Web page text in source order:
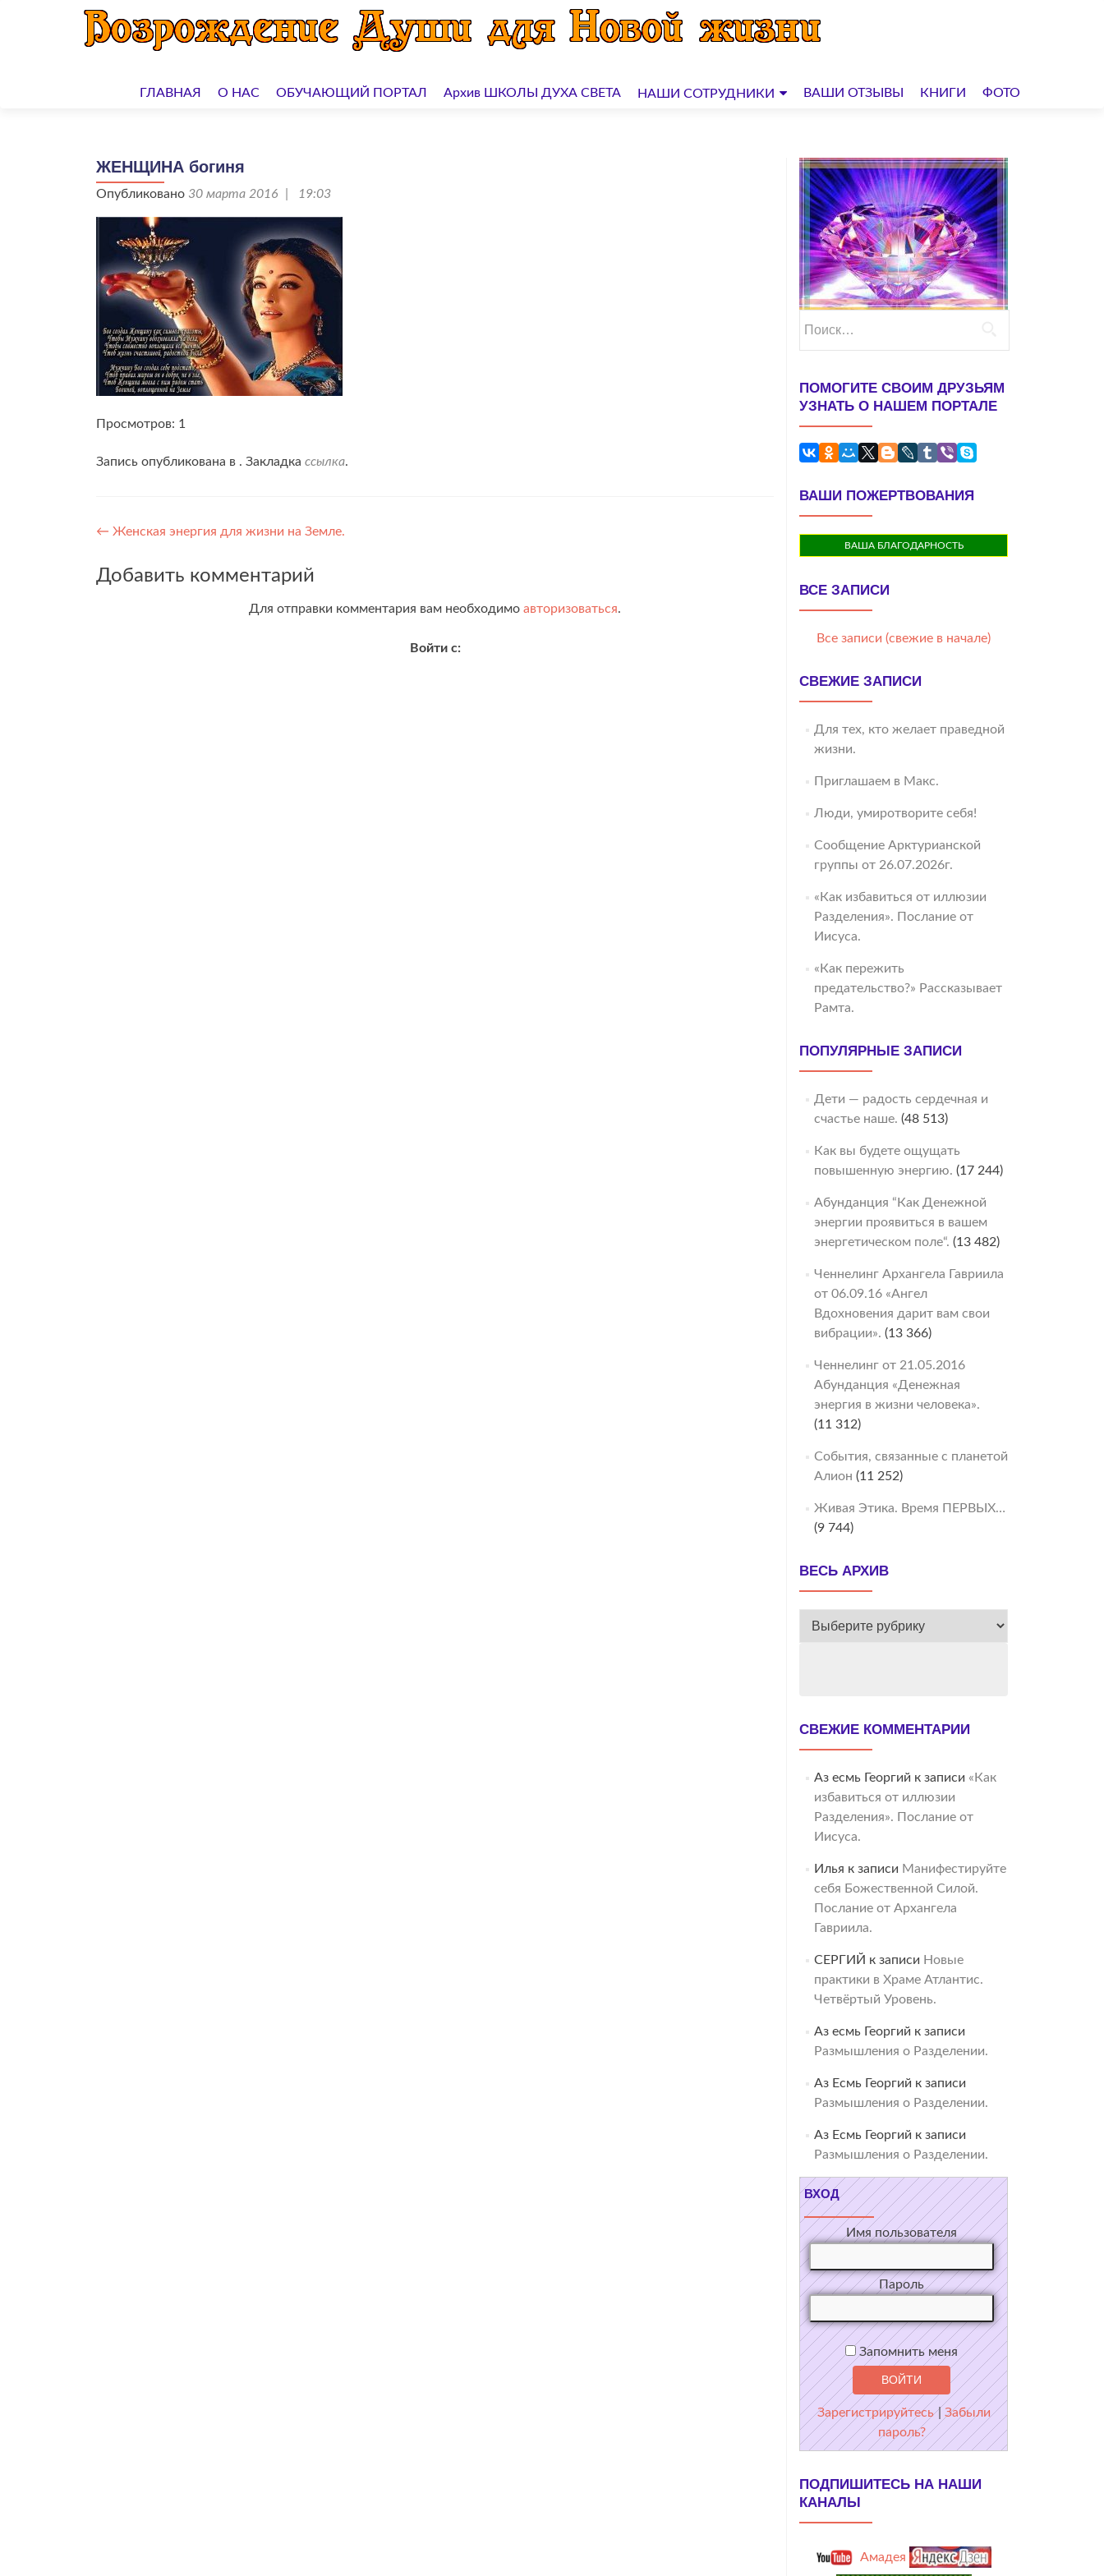
кГЛАВНАЯ О НАС ОБУЧАЮЩИЙ ПОРТАЛ Архив ШКОЛЫ ДУХА СВЕТА НАШИ СОТРУДНИКИ ВАШИ ОТЗЫВЫ КНИГИ ФОТО
ЖЕНЩИНА богиня
Опубликовано 30 марта 2016 | 19:03
Просмотров: 1
Запись опубликована в . Закладка ссылка.
Навигация
по
записям
← Женская энергия для жизни на Земле.
Добавить комментарий
Для отправки комментария вам необходимо авторизоваться.
Войти с:
ПОМОГИТЕ СВОИМ ДРУЗЬЯМ
УЗНАТЬ О НАШЕМ ПОРТАЛЕ
ВАШИ ПОЖЕРТВОВАНИЯ
ВАША БЛАГОДАРНОСТЬ
ВСЕ ЗАПИСИ
Все записи (свежие в начале)
СВЕЖИЕ ЗАПИСИ
Для тех, кто желает праведной
жизни.
Приглашаем в Макс.
Люди, умиротворите себя!
Сообщение Арктурианской
группы от 26.07.2026г.
«Как избавиться от иллюзии
Разделения». Послание от
Иисуса.
«Как пережить
предательство?» Рассказывает
Рамта.
ПОПУЛЯРНЫЕ ЗАПИСИ
Дети — радость сердечная и
счастье наше. (48 513)
Как вы будете ощущать
повышенную энергию. (17 244)
Абунданция “Как Денежной
энергии проявиться в вашем
энергетическом поле“. (13 482)
Ченнелинг Архангела Гавриила
от 06.09.16 «Ангел
Вдохновения дарит вам свои
вибрации». (13 366)
Ченнелинг от 21.05.2016
Абунданция «Денежная
энергия в жизни человека».
(11 312)
События, связанные с планетой
Алион (11 252)
Живая Этика. Время ПЕРВЫХ…
(9 744)
ВЕСЬ АРХИВ
ВЕСЬ
СВЕЖИЕ КОММЕНТАРИИ
Аз есмь Георгий к записи «Как
избавиться от иллюзии
Разделения». Послание от
Иисуса.
Илья к записи Манифестируйте
себя Божественной Силой.
Послание от Архангела
Гавриила.
СЕРГИЙ к записи Новые
практики в Храме Атлантис.
Четвёртый Уровень.
Аз есмь Георгий к записи
Размышления о Разделении.
Аз Есмь Георгий к записи
Размышления о Разделении.
Аз Есмь Георгий к записи
Размышления о Разделении.
ВХОД
Имя пользователя
Пароль
Запомнить меня
Зарегистрируйтесь | Забыли
пароль?
ПОДПИШИТЕСЬ НА НАШИ
КАНАЛЫ
Амадея